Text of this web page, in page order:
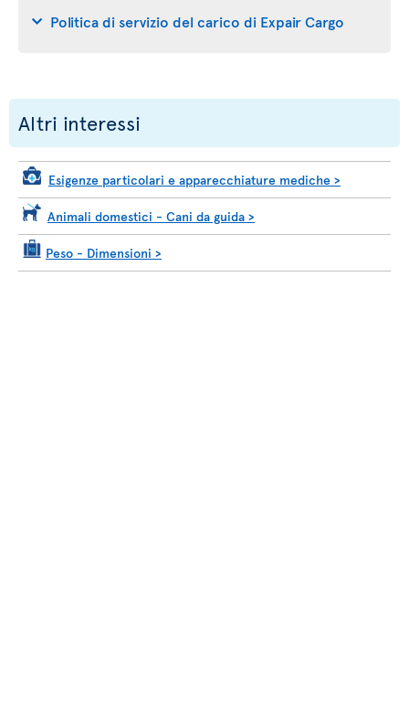
Politica di servizio del carico di Expair Cargo
Altri interessi
Esigenze particolari e apparecchiature mediche >
Animali domestici - Cani da guida >
Peso - Dimensioni >